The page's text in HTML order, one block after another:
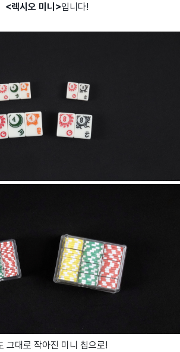
<렉시오 미니>입니다!
그대로 작아진 미니 칩으로!